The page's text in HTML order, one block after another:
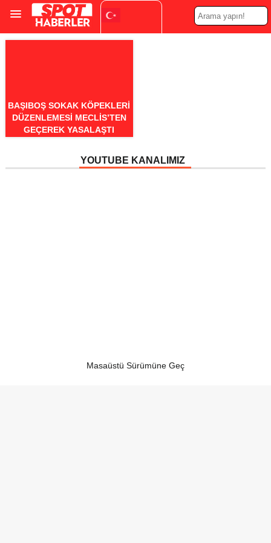
Turkish
BAŞIBOŞ SOKAK KÖPEKLERI
DÜZENLEMESI MECLIS’TEN
GEÇEREK YASALAŞTI
YOUTUBE KANALIMIZ
Masaüstü Sürümüne Geç